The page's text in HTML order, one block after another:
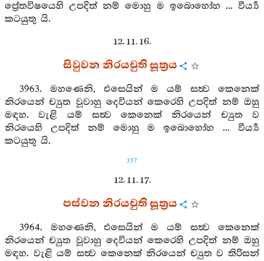
ප්‍රේතවිෂයෙහි උපදිත් නම් මොහු ම ඉබොහෝහ ... වීර්‍ය්‍ය
කටයුතු යි.
12. 11. 16.
සිවුවන නිරයචුති සූත්‍රය
3963. මහණෙනි, එසෙයින් ම යම් සත්‍ව කෙනෙක්
නිරයෙන් ච්‍යුත වූවාහු දෙවියන් කෙරෙහි උපදිත් නම් ඔහු
මඳහ. වැළි යම් සත්‍ව කෙනෙක් නිරයෙන් ච්‍යුත ව
නිරයෙහි උපදිත් නම් මොහු ම ඉබොහෝහ ... වීර්‍ය්‍ය
කටයුතු යි.
357
12. 11. 17.
පස්වන නිරයචුති සූත්‍රය
3964. මහණෙනි, එසෙයින් ම යම් සත්‍ව කෙනෙක්
නිරයෙන් ච්‍යුත වූවාහු දෙවියන් කෙරෙහි උපදිත් නම් ඔහු
මඳහ. වැළි යම් සත්‍ව කෙනෙක් නිරයෙන් ච්‍යුත ව තිරිසන්